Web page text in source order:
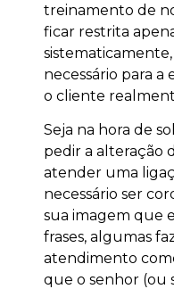
treinamento de
ficar restrita
necessário para a
o cliente
Seja na hora de
pedir a alteração
atender uma
necessário ser
sua imagem que
frases, algumas
atendimento
que o senhor (ou